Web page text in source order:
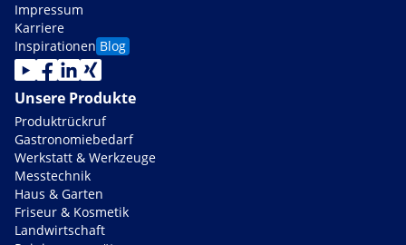
Impressum
Karriere
Inspirationen Blog
Unsere Produkte
Produktrückruf
Gastronomiebedarf
Werkstatt & Werkzeuge
Messtechnik
Haus & Garten
Friseur & Kosmetik
Landwirtschaft